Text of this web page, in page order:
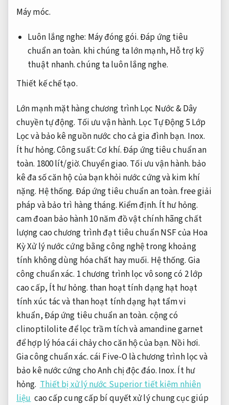
Máy móc.
Luôn lắng nghe: Máy đóng gói.Đáp ứng tiêu
chuẩn an toàn. khi chúng ta lớn mạnh, Hỗ trợ kỹ
thuật nhanh.chúng ta luôn lắng nghe.
Thiết kế chế tạo.
Lớn mạnh mặt hàng chương trình Lọc Nước &Dây
chuyền tự động. Tối ưu vận hành. Lọc Tự Động 5 Lớp
Lọc và bảo kê nguồn nước cho cả gia đình bạn. Inox.
Ít hư hỏng.Công suất:Cơ khí.Đáp ứng tiêu chuẩn an
toàn. 1800 lít/giờ.Chuyển giao. Tối ưu vận hành. bảo
kê đa số căn hộ của bạn khỏi nước cứng và kim khí
nặng. Hệ thống. Đáp ứng tiêu chuẩn an toàn.free giải
pháp và bảo trì hàng tháng. Kiểm định. Ít hư hỏng.
cam đoan bảo hành 10 năm đồ vật chính hãng chất
lượng cao chương trình đạt tiêu chuẩn NSF của Hoa
Kỳ Xử lý nước cứng bằng công nghệ trong khoảng
tính không dùng hóa chất hay muối. Hệ thống. Gia
công chuẩn xác. 1 chương trình lọc vô song có 2 lớp
cao cấp, Ít hư hỏng. than hoạt tính dạng hạt hoạt
tính xúc tác và than hoạt tính dạng hạt tẩm vi
khuẩn,Đáp ứng tiêu chuẩn an toàn. cộng có
clinoptilolite để lọc trầm tích và amandine garnet
để hợp lý hóa cái chảy cho căn hộ của bạn. Nồi hơi.
Gia công chuẩn xác.cái Five-O là chương trình lọc và
bảo kê nước cứng cho Anh chị độc đáo. Inox. Ít hư
hỏng. Thiết bị xử lý nước Superior tiết kiệm nhiên
liệu cao cấp cung cấp bí quyết xử lý chung cục giúp